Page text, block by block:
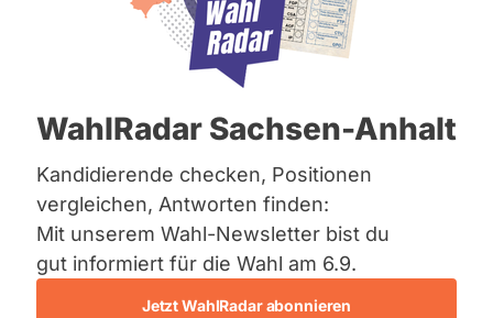
Bremen
Hamburg
Mecklenburg-Vorpommern
Nordrhein-Westfalen
Saarland
Sachsen
Sachsen-Anhalt
Sachsen-Anhalt
Schleswig-Holstein
Thüringen
WahlRadar Sachsen-Anhalt
Kandidierende checken, Positionen
vergleichen, Antworten finden:
Mit unserem Wahl-Newsletter bist du
gut informiert für die Wahl am 6.9.
Jetzt WahlRadar abonnieren
12.01.2021
Frage an Britta Kornmesser von
Carsten K.bezüglich Menschenrechte
Sehr geehrte Frau Kornmesser,
wie errechnet sich die 15 km Corona-
Regelung und welche ist die GESETZLICHE
Grundlage dafür ?